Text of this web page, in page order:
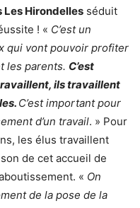
Les Hirondelles séduit
! « C’est un
qui vont pouvoir profiter
les parents. C’est
ils travaillent
C’est important pour
d’un travail. » Pour
les élus travaillent
de cet accueil de
« On
de la pose de la